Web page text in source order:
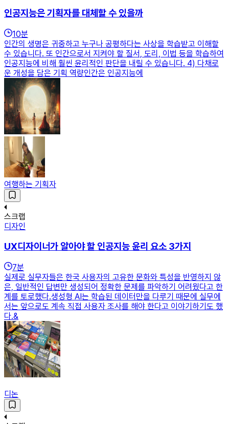
인공지능은 기획자를 대체할 수 있을까
10분
인간의 생명은 귀중하고 누구나 공평하다는 사상을 학습받고 이해할
수 있습니다. 또 인간으로서 지켜야 할 질서, 도리, 이법 등을 학습하여
인공지능에 비해 훨씬 윤리적인 판단을 내릴 수 있습니다. 4) 다채로
운 개성을 담은 기획 역량인간은 인공지능에
여행하는 기획자
스크랩
디자인
UX디자이너가 알아야 할 인공지능 윤리 요소 3가지
7분
실제로 실무자들은 한국 사용자의 고유한 문화와 특성을 반영하지 않
은, 일반적인 답변만 생성되어 정확한 문제를 파악하기 어려웠다고 한
계를 토로했다.생성형 AI는 학습된 데이터만을 다루기 때문에 실무에
서는 앞으로도 계속 직접 사용자 조사를 해야 한다고 이야기하기도 했
다.&
디논